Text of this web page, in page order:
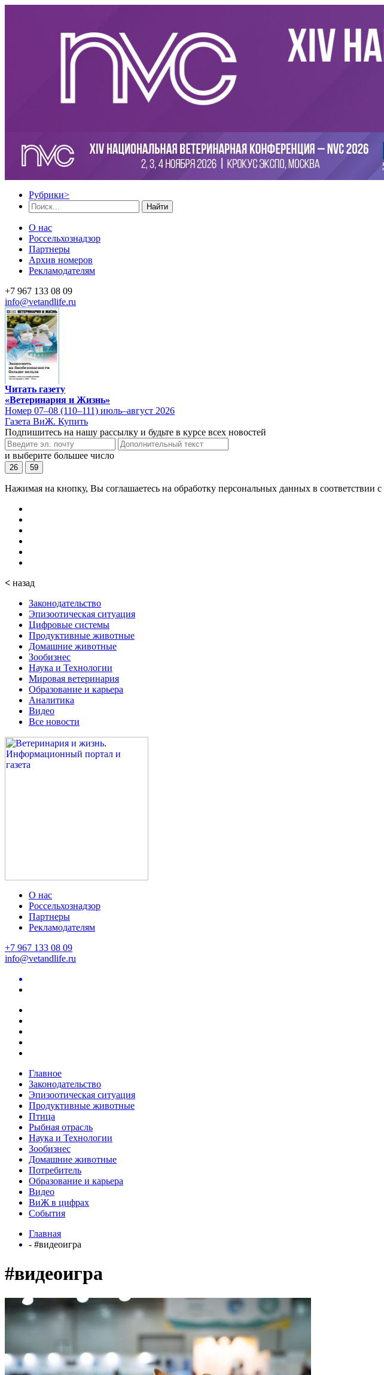
Рубрики>
Найти
О нас
Россельхознадзор
Партнеры
Архив номеров
Рекламодателям
+7 967 133 08 09
info@vetandlife.ru
Читать газету
«Ветеринария и Жизнь»
Номер 07–08 (110–111) июль–август 2026
Газета ВиЖ. Купить
Подпишитесь на нашу рассылку и будьте в курсе всех новостей
и выберите большее число
26 59
Нажимая на кнопку, Вы соглашаетесь на обработку персональных данных в соответствии с
< назад
Законодательство
Эпизоотическая ситуация
Цифровые системы
Продуктивные животные
Домашние животные
Зообизнес
Наука и Технологии
Мировая ветеринария
Образование и карьера
Аналитика
Видео
Все новости
О нас
Россельхознадзор
Партнеры
Рекламодателям
+7 967 133 08 09
info@vetandlife.ru
Главное
Законодательство
Эпизоотическая ситуация
Продуктивные животные
Птица
Рыбная отрасль
Наука и Технологии
Зообизнес
Домашние животные
Потребитель
Образование и карьера
Видео
ВиЖ в цифрах
События
Главная
- #видеоигра
#видеоигра